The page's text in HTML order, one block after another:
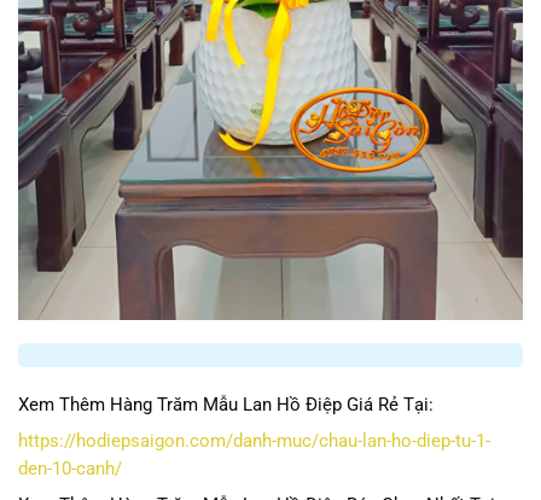
Xem Thêm Hàng Trăm Mẫu Lan Hồ Điệp Giá Rẻ Tại:
https://hodiepsaigon.com/danh-muc/chau-lan-ho-diep-tu-1-
den-10-canh/